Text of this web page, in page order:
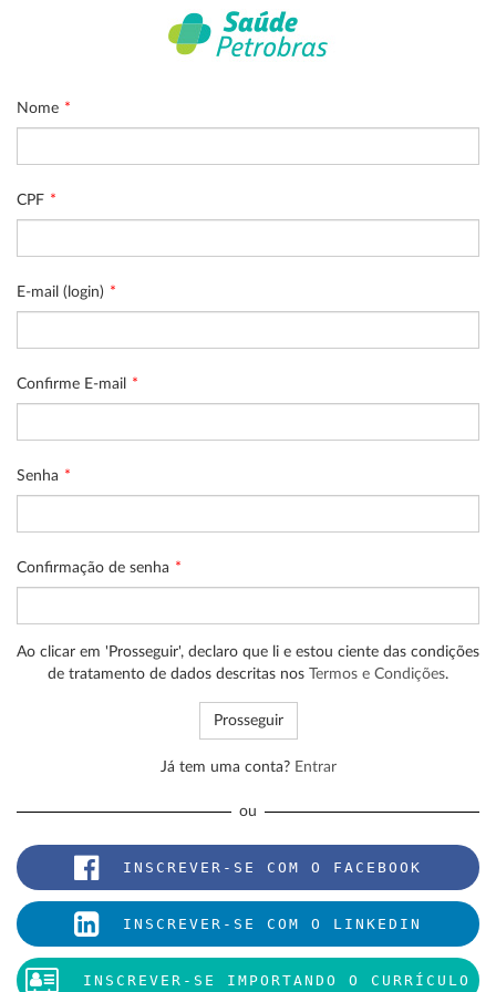
Nome
CPF
E-mail (login)
Confirme E-mail
Senha
Confirmação de senha
Ao clicar em 'Prosseguir', declaro que li e estou ciente das condições
de tratamento de dados descritas nos
Termos e Condições.
Já tem uma conta? Entrar
ou
INSCREVER-SE COM O FACEBOOK
INSCREVER-SE COM O LINKEDIN
INSCREVER-SE IMPORTANDO O CURRÍCULO